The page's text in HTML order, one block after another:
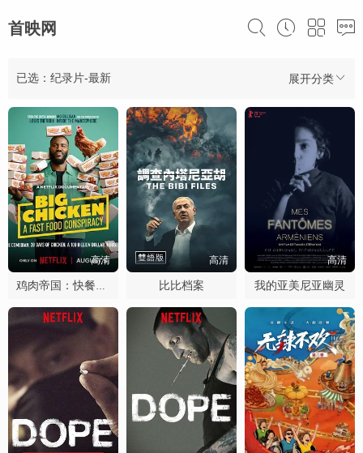
首映网
展开分类
已选：纪录片-最新
高清
鸡肉帝国：快餐阴谋
高清
比比档案
高清
我的亚美尼亚幽灵